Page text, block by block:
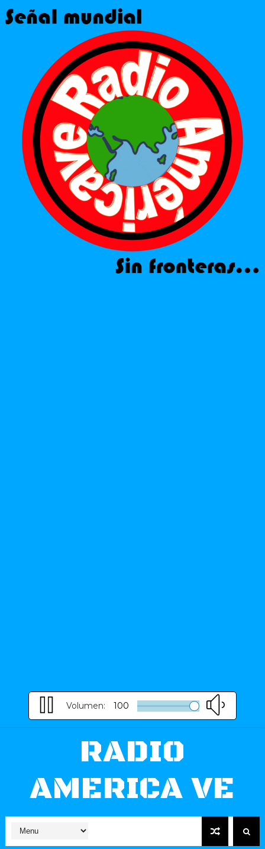
Volumen: 100
RADIO
AMERICA VE